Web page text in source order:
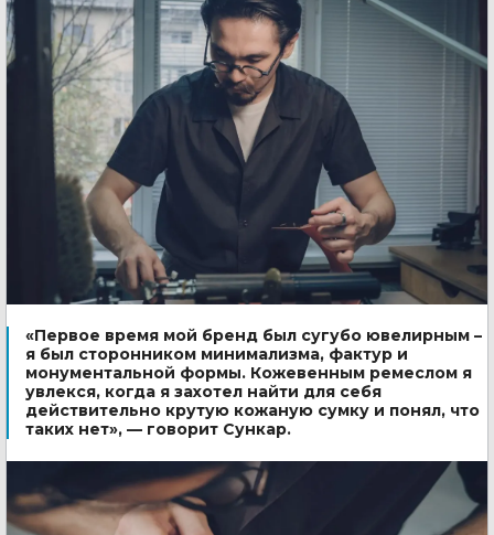
«Первое время мой бренд был сугубо ювелирным –
я был сторонником минимализма, фактур и
монументальной формы. Кожевенным ремеслом я
увлекся, когда я захотел найти для себя
действительно крутую кожаную сумку и понял, что
таких нет», — говорит Сункар.